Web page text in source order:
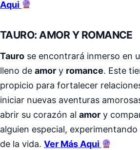
Aqui
TAURO: AMOR Y ROMANCE
Tauro se encontrará inmerso en
lleno de amor y romance. Este
propicio para fortalecer
iniciar nuevas aventuras
abrir su corazón al amor y
alguien especial, experimentando
de la vida. Ver Más Aqui